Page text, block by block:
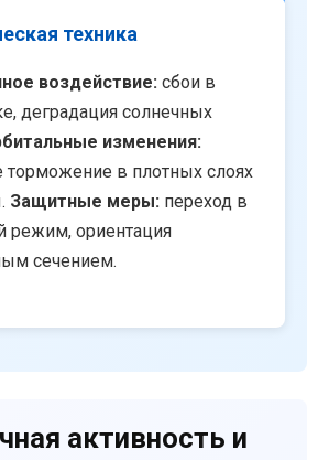
техника
воздействие: сбои в
деградация солнечных
изменения:
торможение в плотных слоях
Защитные меры: переход в
режим, ориентация
сечением.
активность и